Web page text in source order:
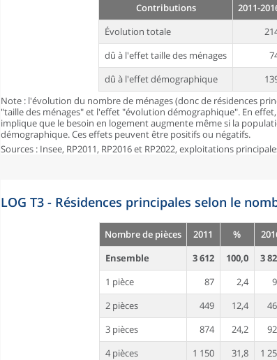
Contributions 2011-
Évolution totale
dû à l'effet taille des ménages
dû à l'effet démographique
Note : l'évolution du nombre de ménages (donc de résidences
"taille des ménages" et l'effet "évolution démographique". En
implique que le besoin en logement augmente même si la
démographique. Ces effets peuvent être positifs ou négatifs.
Sources : Insee, RP2011, RP2016 et RP2022, exploitations
LOG T3 - Résidences principales selon le
Nombre de pièces 2011 %
Ensemble
3 612 100,0 3
1 pièce
87 2,4
2 pièces
449 12,4
3 pièces
874 24,2
4 pièces
1 150 31,8 1